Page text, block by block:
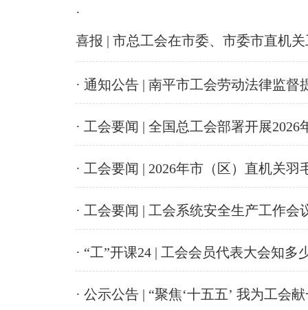
·
喜报 | 市总工会在市委、市委市直机
· 通知公告 | 南平市工会劳动法律监督
· 工会要闻 | 全国总工会部署开展2026
· 工会要闻 | 2026年市（区）直机关羽
· 工会要闻 | 工会系统安全生产工作会
· “工”开课24 | 工会会员代表大会知多
· 公示公告 | “聚焦‘十五五’ 我为工会